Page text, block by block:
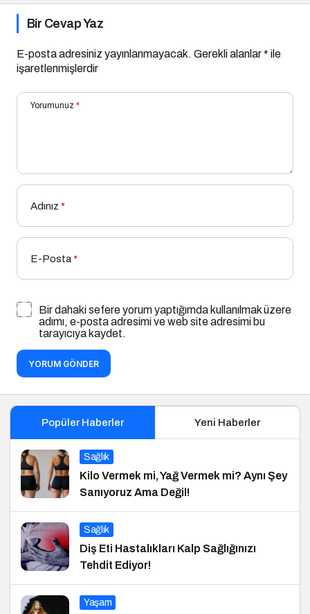
Bir Cevap Yaz
E-posta adresiniz yayınlanmayacak. Gerekli alanlar* ile
işaretlenmişlerdir
Yorumunuz *
Adınız *
E-Posta*
Bir dahaki sefere yorum yaptığımda kullanılmak üzere
adımı, e-posta adresimi ve web site adresimi bu
tarayıcıya kaydet.
YORUM GÖNDER
Popüler Haberler Yeni Haberler
Sağlık
Kilo Vermek mi, Yağ Vermek mi? Aynı Şey
Sanıyoruz Ama Değil!
Sağlık
Diş Eti Hastalıkları Kalp Sağlığınızı
Tehdit Ediyor!
Yaşam